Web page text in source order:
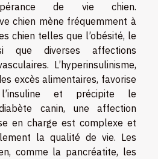
de vie chien.
chien mène fréquemment à
chien telles que l’obésité, le
que diverses affections
L’hyperinsulinisme,
excès alimentaires, favorise
et précipite le
canin, une affection
en charge est complexe et
la qualité de vie. Les
comme la pancréatite, les